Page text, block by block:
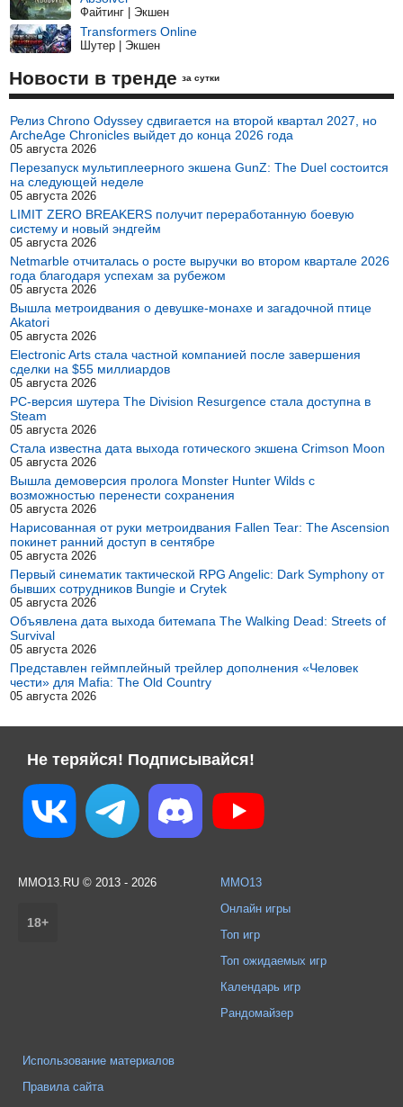
Файтинг | Экшен
Transformers Online
Шутер | Экшен
Новости в тренде за сутки
Релиз Chrono Odyssey сдвигается на второй квартал 2027, но
ArcheAge Chronicles выйдет до конца 2026 года
05 августа 2026
Перезапуск мультиплеерного экшена GunZ: The Duel состоится
на следующей неделе
05 августа 2026
LIMIT ZERO BREAKERS получит переработанную боевую
систему и новый эндгейм
05 августа 2026
Netmarble отчиталась о росте выручки во втором квартале 2026
года благодаря успехам за рубежом
05 августа 2026
Вышла метроидвания о девушке-монахе и загадочной птице
Akatori
05 августа 2026
Electronic Arts стала частной компанией после завершения
сделки на $55 миллиардов
05 августа 2026
PC-версия шутера The Division Resurgence стала доступна в
Steam
05 августа 2026
Стала известна дата выхода готического экшена Crimson Moon
05 августа 2026
Вышла демоверсия пролога Monster Hunter Wilds с
возможностью перенести сохранения
05 августа 2026
Нарисованная от руки метроидвания Fallen Tear: The Ascension
покинет ранний доступ в сентябре
05 августа 2026
Первый синематик тактической RPG Angelic: Dark Symphony от
бывших сотрудников Bungie и Crytek
05 августа 2026
Объявлена дата выхода битемапа The Walking Dead: Streets of
Survival
05 августа 2026
Представлен геймплейный трейлер дополнения «Человек
чести» для Mafia: The Old Country
05 августа 2026
Не теряйся! Подписывайся!
MMO13.RU © 2013 - 2026
18+
MMO13
Онлайн игры
Топ игр
Топ ожидаемых игр
Календарь игр
Рандомайзер
Использование материалов
Правила сайта